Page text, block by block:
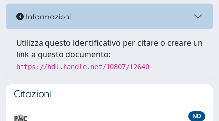
Informazioni
Utilizza questo identificativo per citare o creare un
link a questo documento:
https://hdl.handle.net/10807/12640
Citazioni
ND